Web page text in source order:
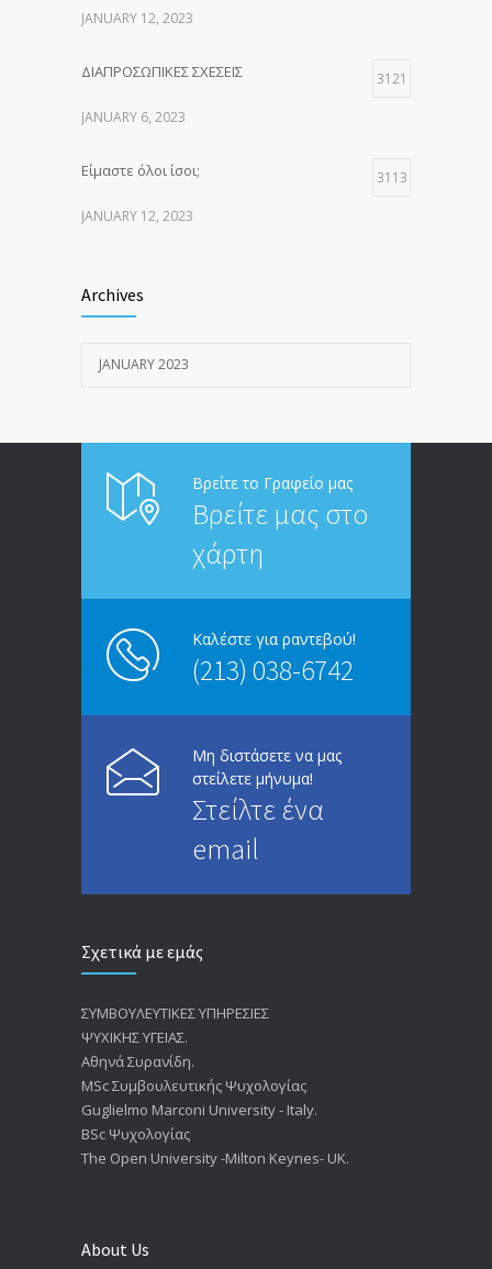
JANUARY 12, 2023
ΔΙΑΠΡΟΣΩΠΙΚΕΣ ΣΧΕΣΕΙΣ 3121
JANUARY 6, 2023
Είμαστε όλοι ίσοι; 3113
JANUARY 12, 2023
JANUARY 20, 2023
Άνδρες, γυναίκες και πατριαρχία
Archives
JANUARY 2023
Βρείτε το Γραφείο μας
Βρείτε μας στο
χάρτη
Καλέστε για ραντεβού!
(213) 038-6742
Μη διστάσετε να μας
στείλετε μήνυμα!
Στείλτε ένα
email
Σχετικά με εμάς
ΣΥΜΒΟΥΛΕΥΤΙΚΕΣ ΥΠΗΡΕΣΙΕΣ
ΨΥΧΙΚΗΣ ΥΓΕΙΑΣ.
Αθηνά Συρανίδη.
ΜSc Συμβουλευτικής Ψυχολογίας
Guglielmo Marconi University - Italy.
BSc Ψυχολογίας
The Open University -Milton Keynes- UK.
About Us